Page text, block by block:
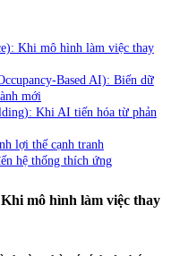
Khi mô hình làm việc thay
Based AI): Biến dữ
mới
Khi AI tiến hóa từ phản
lợi thế cạnh tranh
hệ thống thích ứng
mô hình làm việc thay